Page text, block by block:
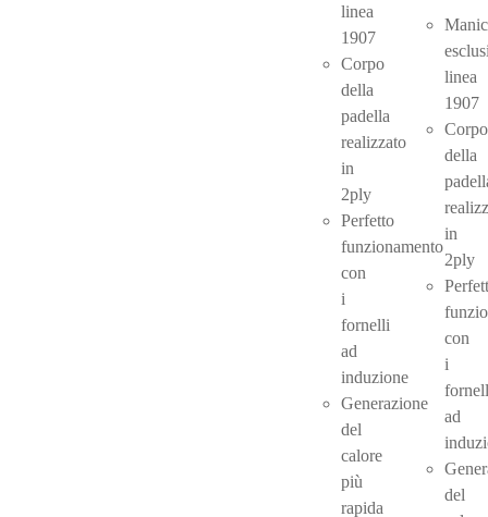
linea
1907
Corpo
della
padella
realizzato
in
2ply
Perfetto
funzionamento
con
i
fornelli
ad
induzione
Generazione
del
calore
più
rapida
linea
1907
Corpo
della
in
2ply
con
i
ad
del